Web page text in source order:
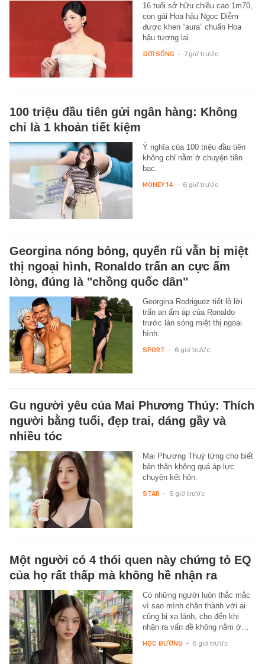
16 tuổi sở hữu chiều cao 1m70,
con gái Hoa hậu Ngọc Diễm
được khen “aura” chuẩn Hoa
hậu tương lai.
ĐỜI SỐNG - 7 giờ trước
100 triệu đầu tiên gửi ngân hàng: Không
chỉ là 1 khoản tiết kiệm
Ý nghĩa của 100 triệu đầu tiên
không chỉ nằm ở chuyện tiền
bạc.
MONEY.14 - 6 giờ trước
Georgina nóng bỏng, quyến rũ vẫn bị miệt
thị ngoại hình, Ronaldo trấn an cực ấm
lòng, đúng là "chồng quốc dân"
Georgina Rodriguez tiết lộ lời
trấn an ấm áp của Ronaldo
trước làn sóng miệt thị ngoại
hình.
SPORT - 6 giờ trước
Gu người yêu của Mai Phương Thúy: Thích
người bằng tuổi, đẹp trai, dáng gầy và
nhiều tóc
Mai Phương Thuý từng cho biết
bản thân không quá áp lực
chuyện kết hôn.
STAR - 6 giờ trước
Một người có 4 thói quen này chứng tỏ EQ
của họ rất thấp mà không hề nhận ra
Có những người luôn thắc mắc
vì sao mình chân thành với ai
cũng bị xa lánh, cho đến khi
nhận ra vấn đề không nằm ở…
HỌC ĐƯỜNG - 6 giờ trước